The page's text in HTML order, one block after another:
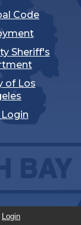
Code
Sheriff's
of Los
Login